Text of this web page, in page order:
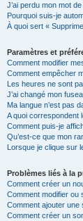
J’ai perdu mon mot
Pourquoi suis-je
À quoi sert «
Paramètres et
Comment modifier
Comment empêcher
Les heures ne sont
J’ai changé mon
Ma langue n’est pas
A quoi correspondent
Comment puis-je
Qu’est-ce que mon
Lorsque je clique sur
Problèmes liés à la
Comment créer un
Comment modifier ou
Comment ajouter
Comment créer un